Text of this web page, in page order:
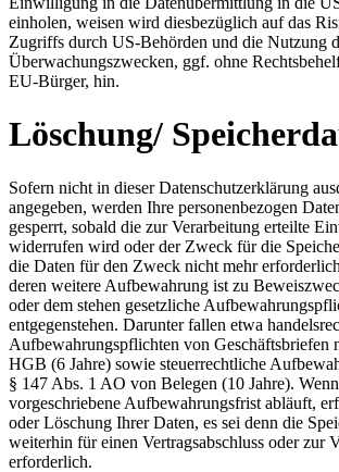
einholen, weisen wird diesbezüglich auf das
Zugriffs durch US-Behörden und die Nutzung
Überwachungszwecken, ggf. ohne
EU-Bürger, hin.
Löschung/
Sofern nicht in dieser Datenschutzerklärung
angegeben, werden Ihre personenbezogen
gesperrt, sobald die zur Verarbeitung erteilte
widerrufen wird oder der Zweck für die
die Daten für den Zweck nicht mehr
deren weitere Aufbewahrung ist zu
oder dem stehen gesetzliche
entgegenstehen. Darunter fallen etwa
Aufbewahrungspflichten von Geschäftsbriefen
HGB (6 Jahre) sowie steuerrechtliche
§ 147 Abs. 1 AO von Belegen (10 Jahre).
vorgeschriebene Aufbewahrungsfrist abläuft,
oder Löschung Ihrer Daten, es sei denn die
weiterhin für einen Vertragsabschluss oder zur
erforderlich.